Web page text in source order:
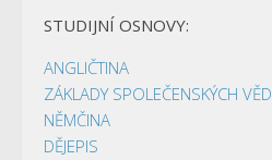
STUDIJNÍ OSNOVY:
ANGLIČTINA
ZÁKLADY SPOLEČENSKÝCH VĚD
NĚMČINA
DĚJEPIS